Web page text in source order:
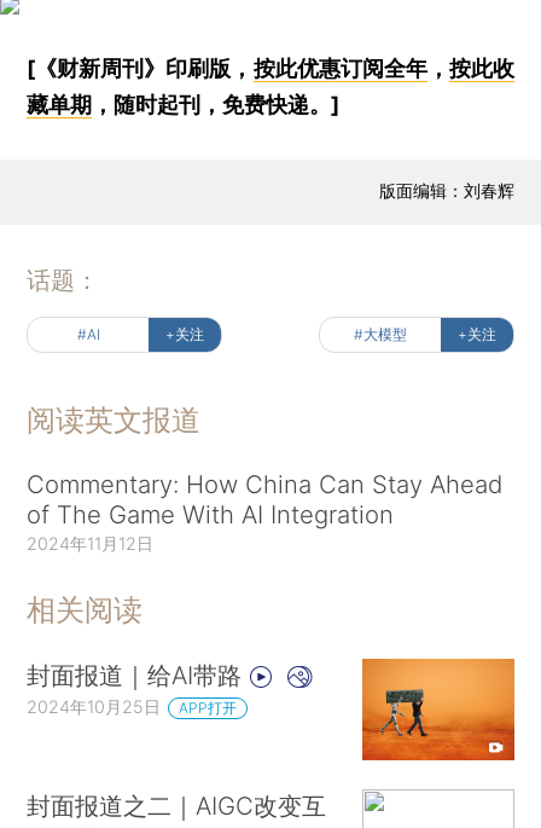
[《财新周刊》印刷版， 按此优惠订阅全年， 按此收
藏单期 ，随时起刊，免费快递。]
版面编辑：刘春辉
话题：
#AI +关注 #大模型 +关注
阅读英文报道
Commentary: How China Can Stay Ahead
of The Game With AI Integration
2024年11月12日
相关阅读
封面报道｜给AI带路
2024年10月25日 APP打开
封面报道之二｜AIGC改变互